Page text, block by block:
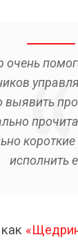
очень
выявить
исполнить